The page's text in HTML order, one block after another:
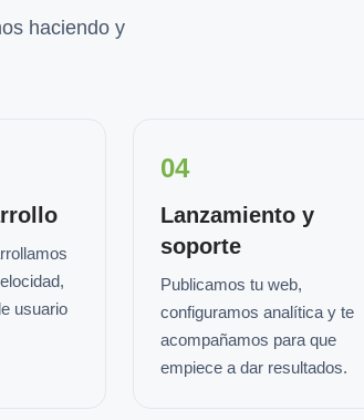
haciendo y
usuario
04
Lanzamiento y
soporte
Publicamos tu web,
configuramos analítica y te
acompañamos para que
empiece a dar resultados.